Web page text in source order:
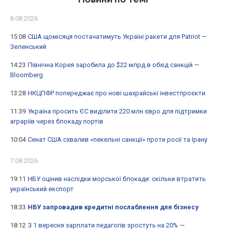
8.08.2026
15:08 США щомісяця постачатимуть Україні ракети для Patriot —
Зеленський
14:23 Північна Корея заробила до $22 млрд в обхід санкцій —
Bloomberg
13:28 НКЦПФР попереджає про нові шахрайські інвестпроєкти
11:39 Україна просить ЄС виділити 220 млн євро для підтримки
аграріїв через блокаду портів
10:04 Сенат США схвалив «пекельні санкції» проти росії та Ірану
7.08.2026
19:11 НБУ оцінив наслідки морської блокади: скільки втратить
український експорт
18:33 НБУ запровадив кредитні послаблення для бізнесу
18:12 З 1 вересня зарплати педагогів зростуть на 20% —